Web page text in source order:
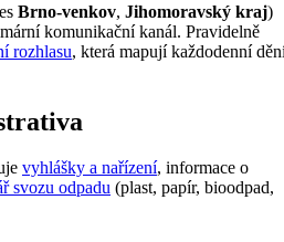
Brno-venkov, Jihomoravský kraj)
komunikační kanál. Pravidelně
rozhlasu, která mapují každodenní
vyhlášky a nařízení, informace o
svozu odpadu (plast, papír, bioodpad,